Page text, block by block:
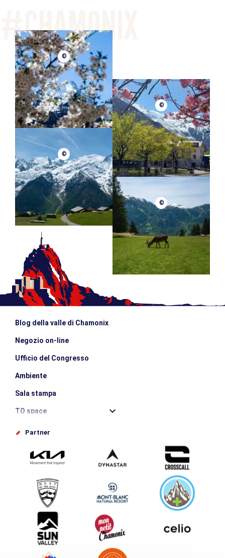
©
©
©
©
Blog della valle di Chamonix
Negozio on-line
Ufficio del Congresso
Ambiente
Sala stampa
TO space
Offices de tourisme
Inviate il vostro evento
Service groupes et séminaires
Scaricare
Turismo e disabilità
Partner